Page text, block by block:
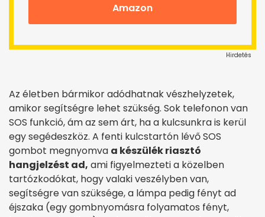
Amazon
Hirdetés
Az életben bármikor adódhatnak vészhelyzetek,
amikor segítségre lehet szükség. Sok telefonon van
SOS funkció, ám az sem árt, ha a kulcsunkra is kerül
egy segédeszköz. A fenti kulcstartón lévő SOS
gombot megnyomva a készülék riasztó
hangjelzést ad, ami figyelmezteti a közelben
tartózkodókat, hogy valaki veszélyben van,
segítségre van szüksége, a lámpa pedig fényt ad
éjszaka (egy gombnyomásra folyamatos fényt,